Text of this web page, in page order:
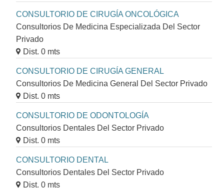
CONSULTORIO DE CIRUGÍA ONCOLÓGICA
Consultorios De Medicina Especializada Del Sector
Privado
Dist. 0 mts
CONSULTORIO DE CIRUGÍA GENERAL
Consultorios De Medicina General Del Sector Privado
Dist. 0 mts
CONSULTORIO DE ODONTOLOGÍA
Consultorios Dentales Del Sector Privado
Dist. 0 mts
CONSULTORIO DENTAL
Consultorios Dentales Del Sector Privado
Dist. 0 mts